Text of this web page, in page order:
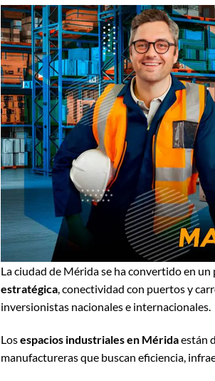
La ciudad de Mérida se ha convertido en
estratégica, conectividad con puertos y
inversionistas nacionales e internacionales.
Losespacios industriales en Méridaestán
manufactureras que buscan eficiencia,